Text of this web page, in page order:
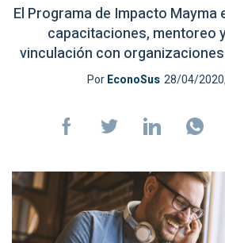
El Programa de Impacto
capacitaciones, mentoreo
vinculación con
PorEconoSus 28/04/